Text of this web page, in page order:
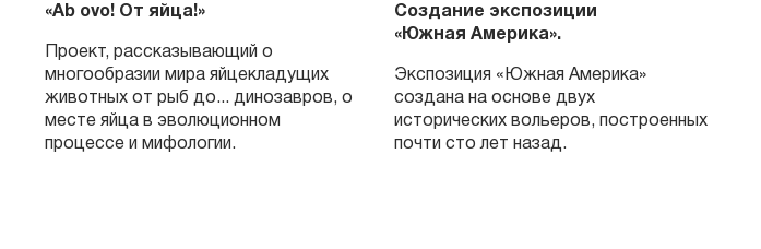
«Ab ovo! От яйца!»
Проект, рассказывающий о
многообразии мира яйцекладущих
животных от рыб до... динозавров, о
месте яйца в эволюционном
процессе и мифологии.
Создание экспозиции
«Южная Америка».
Экспозиция «Южная Америка»
создана на основе двух
исторических вольеров, построенных
почти сто лет назад.